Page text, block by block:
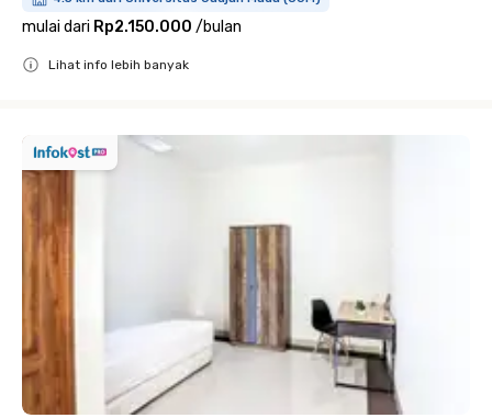
mulai dari Rp2.150.000 /bulan
Lihat info lebih banyak